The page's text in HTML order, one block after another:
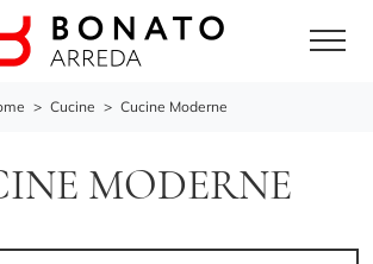
> Cucine > Cucine Moderne
MODERNE